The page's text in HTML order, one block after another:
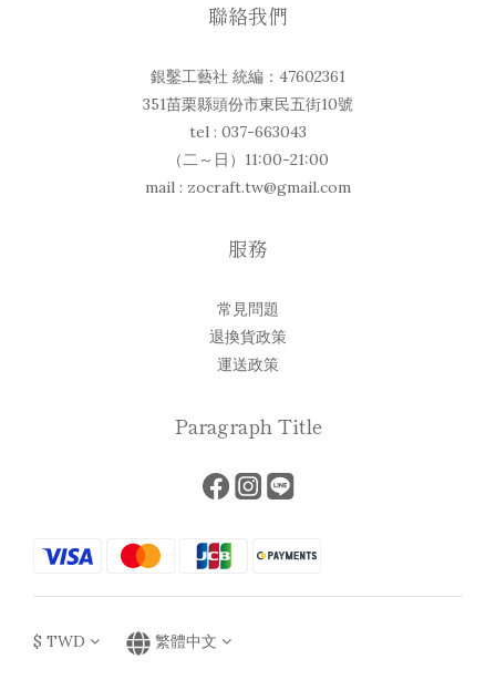
聯絡我們
銀鑿工藝社 統編：47602361
351苗栗縣頭份市東民五街10號
tel : 037-663043
（二～日）11:00-21:00
mail : zocraft.tw@gmail.com
服務
常見問題
退換貨政策
運送政策
Paragraph Title
$ TWD 繁體中文